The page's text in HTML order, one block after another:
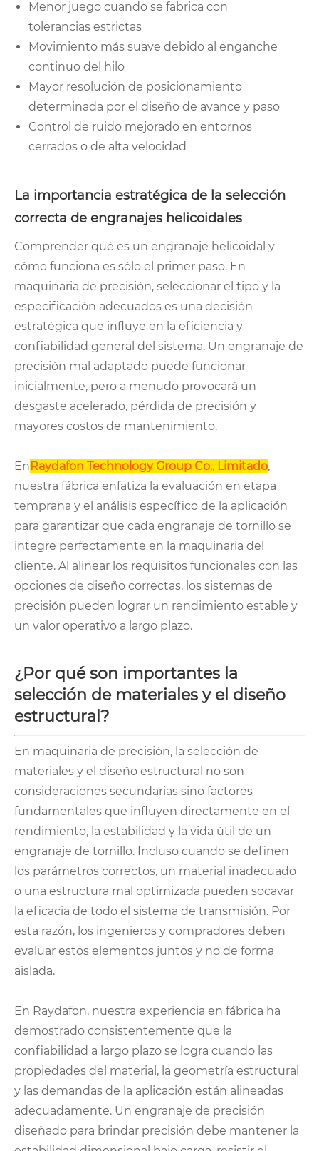
Menor juego cuando se fabrica con
tolerancias estrictas
Movimiento más suave debido al enganche
continuo del hilo
Mayor resolución de posicionamiento
determinada por el diseño de avance y paso
Control de ruido mejorado en entornos
cerrados o de alta velocidad
La importancia estratégica de la selección
correcta de engranajes helicoidales
Comprender qué es un engranaje helicoidal y
cómo funciona es sólo el primer paso. En
maquinaria de precisión, seleccionar el tipo y la
especificación adecuados es una decisión
estratégica que influye en la eficiencia y
confiabilidad general del sistema. Un engranaje de
precisión mal adaptado puede funcionar
inicialmente, pero a menudo provocará un
desgaste acelerado, pérdida de precisión y
mayores costos de mantenimiento.
EnRaydafon Technology Group Co., Limitado,
nuestra fábrica enfatiza la evaluación en etapa
temprana y el análisis específico de la aplicación
para garantizar que cada engranaje de tornillo se
integre perfectamente en la maquinaria del
cliente. Al alinear los requisitos funcionales con las
opciones de diseño correctas, los sistemas de
precisión pueden lograr un rendimiento estable y
un valor operativo a largo plazo.
¿Por qué son importantes la
selección de materiales y el diseño
estructural?
En maquinaria de precisión, la selección de
materiales y el diseño estructural no son
consideraciones secundarias sino factores
fundamentales que influyen directamente en el
rendimiento, la estabilidad y la vida útil de un
engranaje de tornillo. Incluso cuando se definen
los parámetros correctos, un material inadecuado
o una estructura mal optimizada pueden socavar
la eficacia de todo el sistema de transmisión. Por
esta razón, los ingenieros y compradores deben
evaluar estos elementos juntos y no de forma
aislada.
En Raydafon, nuestra experiencia en fábrica ha
demostrado consistentemente que la
confiabilidad a largo plazo se logra cuando las
propiedades del material, la geometría estructural
y las demandas de la aplicación están alineadas
adecuadamente. Un engranaje de precisión
diseñado para brindar precisión debe mantener la